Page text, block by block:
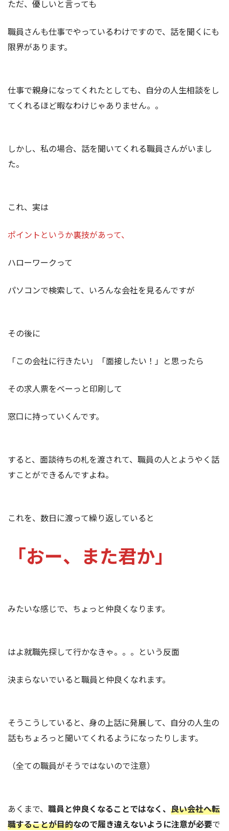
ただ、優しいと言っても
職員さんも仕事でやっているわけですので、話を聞くにも
限界があります。
仕事で親身になってくれたとしても、自分の人生相談をし
てくれるほど暇なわけじゃありません。。
しかし、私の場合、話を聞いてくれる職員さんがいまし
た。
これ、実は
ポイントというか裏技があって、
ハローワークって
パソコンで検索して、いろんな会社を見るんですが
その後に
「この会社に行きたい」「面接したい！」と思ったら
その求人票をベーっと印刷して
窓口に持っていくんです。
すると、面談待ちの札を渡されて、職員の人とようやく話
すことができるんですよね。
これを、数日に渡って繰り返していると
「おー、また君か」
みたいな感じで、ちょっと仲良くなります。
はよ就職先探して行かなきゃ。。。という反面
決まらないでいると職員と仲良くなれます。
そうこうしていると、身の上話に発展して、自分の人生の
話もちょろっと聞いてくれるようになったりします。
（全ての職員がそうではないので注意）
あくまで、 職員と仲良くなることではなく、 良い会社へ転
職することが目的なので履き違えないように注意が必要で